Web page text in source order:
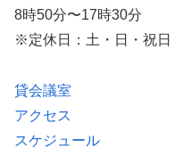
8時50分〜17時30分
※定休日：土・日・祝日
貸会議室
アクセス
スケジュール